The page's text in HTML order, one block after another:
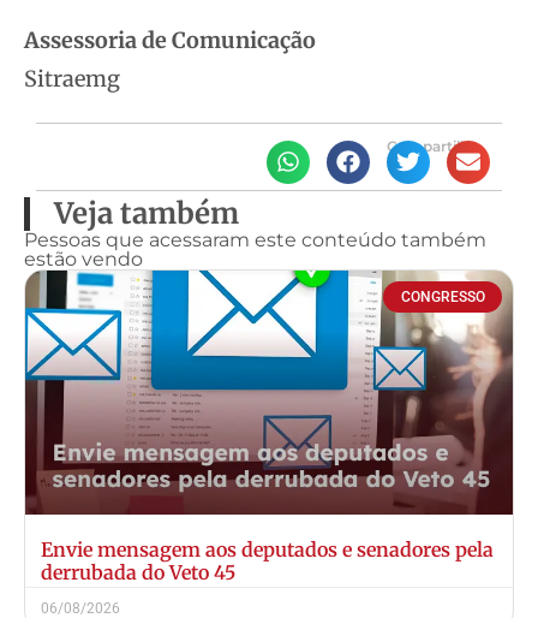
Assessoria de Comunicação
Sitraemg
Compartilhe
Veja também
Pessoas que acessaram este conteúdo também
estão vendo
CONGRESSO
Envie mensagem aos deputados e senadores pela
derrubada do Veto 45
06/08/2026